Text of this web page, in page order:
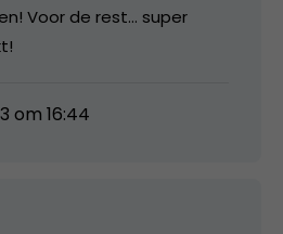
Voor de rest… super
om 16:44